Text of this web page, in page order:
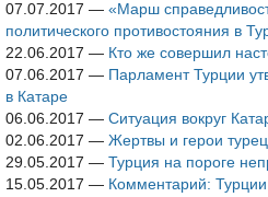
07.07.2017 — «Марш
политического противостояния в
22.06.2017 — Кто же совершил
07.06.2017 — Парламент Турции
в Катаре
06.06.2017 — Ситуация вокруг
02.06.2017 — Жертвы и герои
29.05.2017 — Турция на пороге
15.05.2017 — Комментарий: